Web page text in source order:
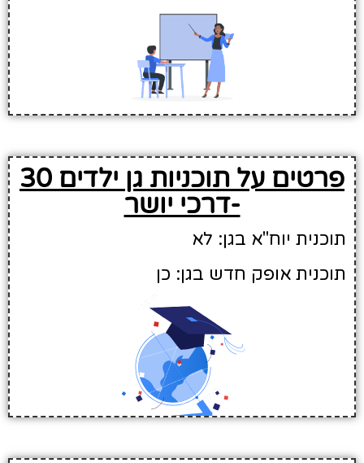
פרטים על תוכניות גן ילדים 30
-דרכי יושר
תוכנית יוח"א בגן: לא
תוכנית אופק חדש בגן: כן